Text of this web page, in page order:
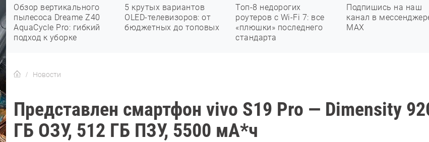
Обзор вертикального
пылесоса Dreame Z40
AquaCycle Pro: гибкий
подход к уборке
5 крутых вариантов
OLED-телевизоров: от
бюджетных до топовых
Топ-8 недорогих
роутеров с Wi-Fi 7: все
«плюшки» последнего
стандарта
Подпишись на наш
канал в
МАХ
Новости
Представлен смартфон vivo S19 Pro — Dimensity
ГБ ОЗУ, 512 ГБ ПЗУ, 5500 мА*ч